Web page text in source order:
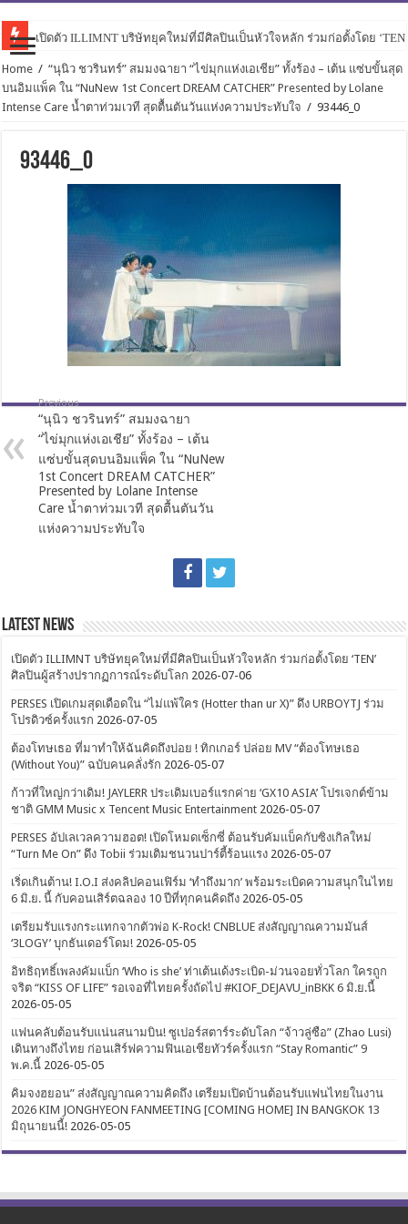
เปิดตัว ILLIMNT บริษัทยุคใหม่ที่มีศิลปินเป็นหัวใจหลัก ร่วมก่อตั้งโดย
Home / “นุนิว ชวรินทร์” สมมงฉายา “ไข่มุกแห่งเอเชีย” ทั้งร้อง – เต้น แซ่บขั้นสุด
บนอิมแพ็ค ใน “NuNew 1st Concert DREAM CATCHER” Presented by Lolane
Intense Care น้ำตาท่วมเวที สุดตื้นตันวันแห่งความประทับใจ / 93446_0
93446_0
Previous
“นุนิว ชวรินทร์” สมมงฉายา
“ไข่มุกแห่งเอเชีย” ทั้งร้อง – เต้น
แซ่บขั้นสุดบนอิมแพ็ค ใน “NuNew
1st Concert DREAM CATCHER”
Presented by Lolane Intense
Care น้ำตาท่วมเวที สุดตื้นตันวัน
แห่งความประทับใจ
Latest News
เปิดตัว ILLIMNT บริษัทยุคใหม่ที่มีศิลปินเป็นหัวใจหลัก ร่วมก่อตั้งโดย ‘TEN’
ศิลปินผู้สร้างปรากฏการณ์ระดับโลก 2026-07-06
PERSES เปิดเกมสุดเดือดใน “ไม่แพ้ใคร (Hotter than ur X)” ดึง URBOYTJ ร่วม
โปรดิวซ์ครั้งแรก 2026-07-05
ต้องโทษเธอ ที่มาทำให้ฉันคิดถึงบ่อย ! ทิกเกอร์ ปล่อย MV “ต้องโทษเธอ
(Without You)” ฉบับคนคลั่งรัก 2026-05-07
ก้าวที่ใหญ่กว่าเดิม! JAYLERR ประเดิมเบอร์แรกค่าย ‘GX10 ASIA’ โปรเจกต์ข้าม
ชาติ GMM Music x Tencent Music Entertainment 2026-05-07
PERSES อัปเลเวลความฮอต! เปิดโหมดเซ็กซี่ ต้อนรับคัมแบ็คกับซิงเกิลใหม่
“Turn Me On” ดึง Tobii ร่วมเติมชนวนปาร์ตี้ร้อนแรง 2026-05-07
เริ่ดเกินต้าน! I.O.I ส่งคลิปคอนเฟิร์ม ‘ทำถึงมาก’ พร้อมระเบิดความสนุกในไทย
6 มิ.ย. นี้ กับคอนเสิร์ตฉลอง 10 ปีที่ทุกคนคิดถึง 2026-05-05
เตรียมรับแรงกระแทกจากตัวพ่อ K-Rock! CNBLUE ส่งสัญญาณความมันส์
‘3LOGY’ บุกธันเดอร์โดม! 2026-05-05
อิทธิฤทธิ์เพลงคัมแบ็ก ‘Who is she’ ท่าเต้นเด้งระเบิด-ม่วนจอยทั่วโลก ใครถูก
จริต “KISS OF LIFE” รอเจอที่ไทยครั้งถัดไป #KIOF_DEJAVU_inBKK 6 มิ.ย.นี้
2026-05-05
แฟนคลับต้อนรับแน่นสนามบิน! ซูเปอร์สตาร์ระดับโลก “จ้าวลู่ซือ” (Zhao Lusi)
เดินทางถึงไทย ก่อนเสิร์ฟความฟินเอเชียทัวร์ครั้งแรก “Stay Romantic” 9
พ.ค.นี้ 2026-05-05
คิมจงฮยอน” ส่งสัญญาณความคิดถึง เตรียมเปิดบ้านต้อนรับแฟนไทยในงาน
2026 KIM JONGHYEON FANMEETING [COMING HOME] IN BANGKOK 13
มิถุนายนนี้! 2026-05-05